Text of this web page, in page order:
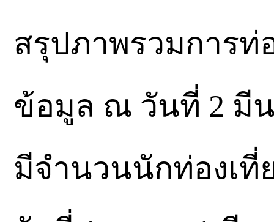
สรุปภาพรวมการท่
ข้อมูล ณ วันที่ 2 มีน
มีจำนวนนักท่องเที่